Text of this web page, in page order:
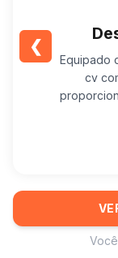
❮
Equipado
cv